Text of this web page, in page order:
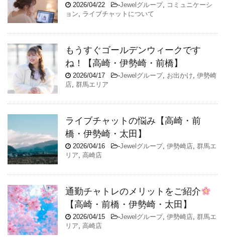
2026/04/22 -Jewelグループ, コミュニケーシ
ョン, ライブチャットについて
もうすぐゴールデンウィークです
ね！【高崎・伊勢崎・前橋】
2026/04/17 -Jewelグループ, お出かけ, 伊勢崎
店, 群馬エリア
ライブチャットの悩み【高崎・前
橋・伊勢崎・太田】
2026/04/16 -Jewelグループ, 伊勢崎店, 群馬エ
リア, 高崎店
通勤チャトレのメリットをご紹介
【高崎・前橋・伊勢崎・太田】
2026/04/15 -Jewelグループ, 伊勢崎店, 群馬エ
リア, 高崎店